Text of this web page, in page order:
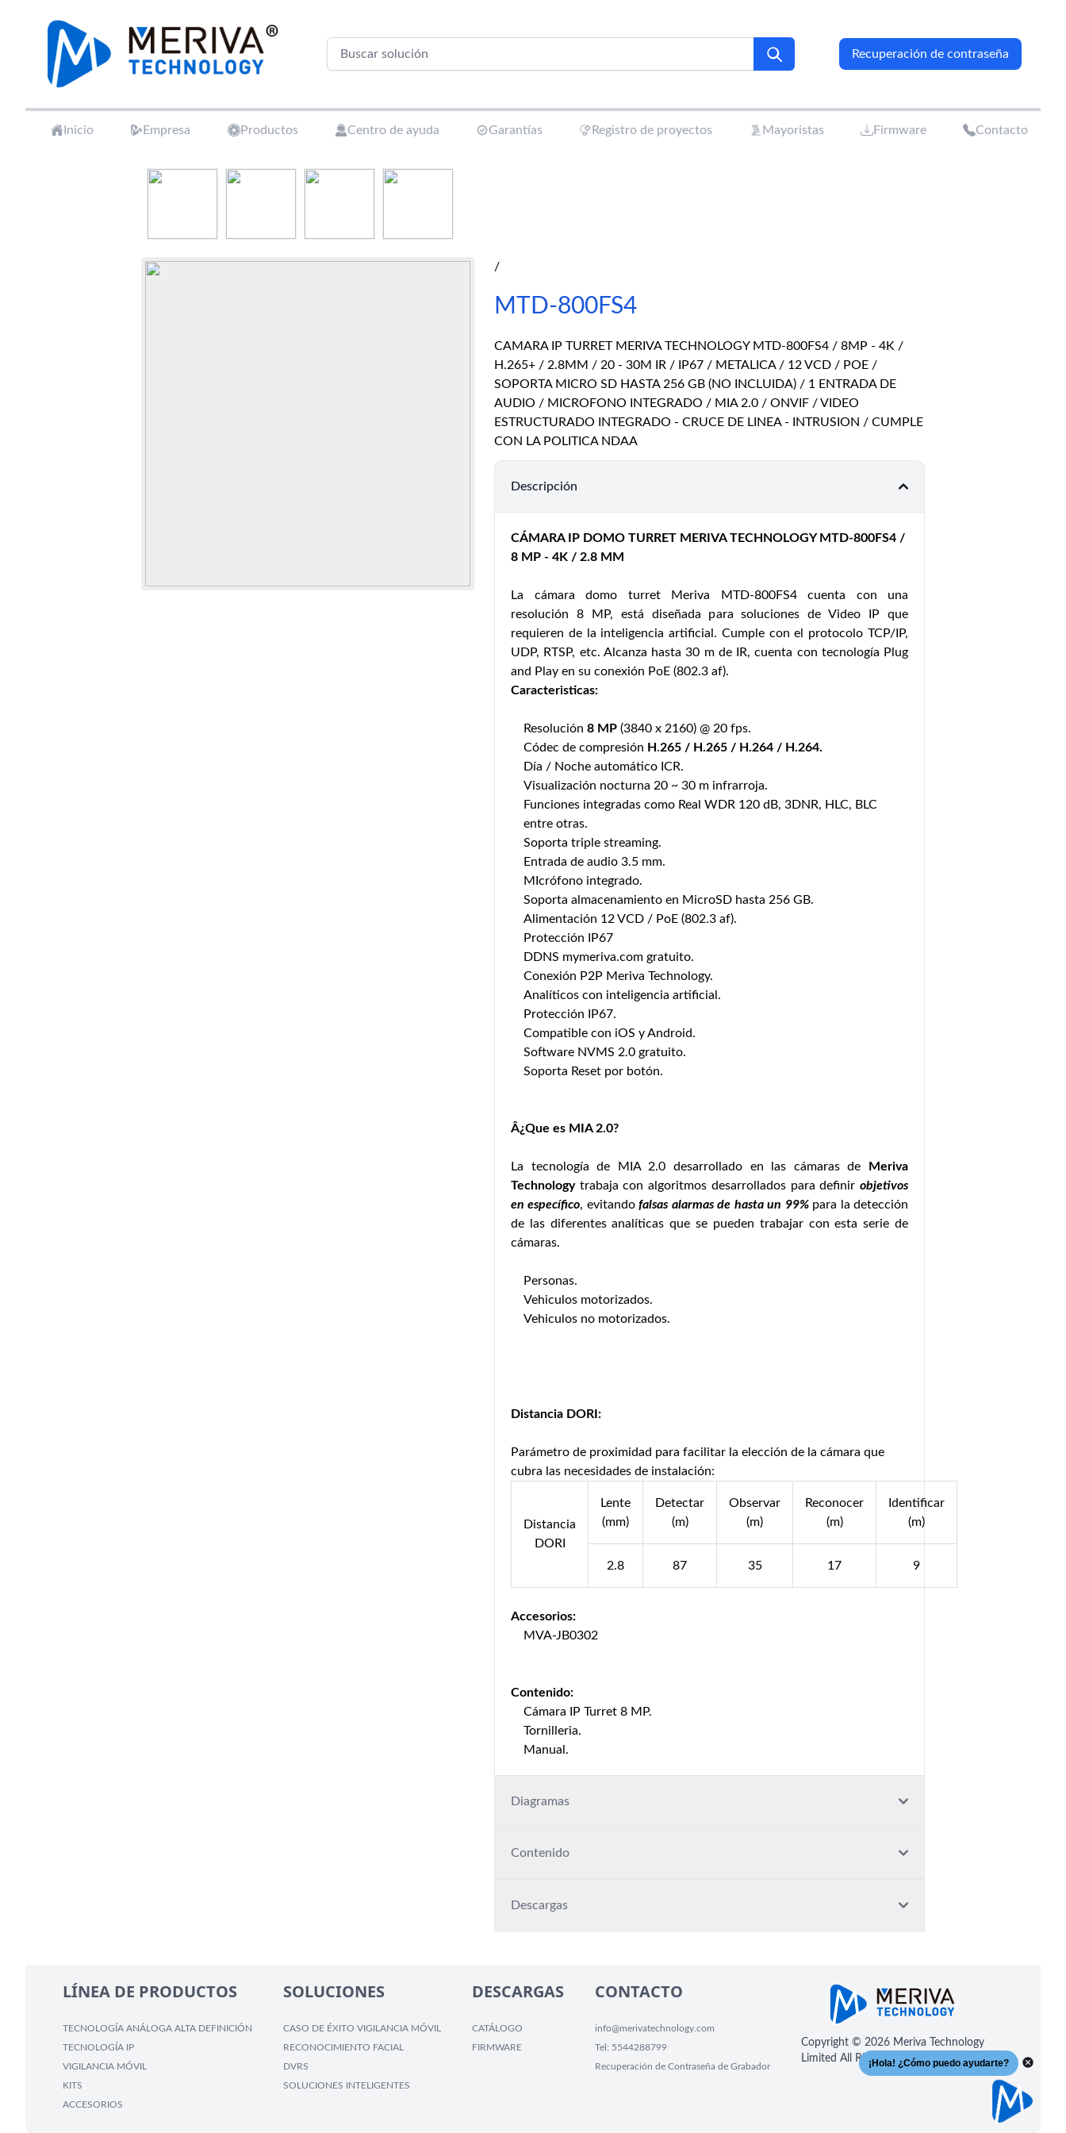
Your Company
Recuperación de contraseña
Inicio Empresa Productos Centro de ayuda Garantías Registro de proyectos Mayoristas Firmware Contacto
/
MTD-800FS4
CAMARA IP TURRET MERIVA TECHNOLOGY MTD-800FS4 / 8MP - 4K /
H.265+ / 2.8MM / 20 - 30M IR / IP67 / METALICA / 12 VCD / POE /
SOPORTA MICRO SD HASTA 256 GB (NO INCLUIDA) / 1 ENTRADA DE
AUDIO / MICROFONO INTEGRADO / MIA 2.0 / ONVIF / VIDEO
ESTRUCTURADO INTEGRADO - CRUCE DE LINEA - INTRUSION / CUMPLE
CON LA POLITICA NDAA
Descripción
CÁMARA IP DOMO TURRET MERIVA TECHNOLOGY MTD-800FS4 /
8 MP - 4K / 2.8 MM
La cámara domo turret Meriva MTD-800FS4 cuenta con una
resolución 8 MP, está diseñada para soluciones de Video IP que
requieren de la inteligencia artificial. Cumple con el protocolo TCP/IP,
UDP, RTSP, etc. Alcanza hasta 30 m de IR, cuenta con tecnología Plug
and Play en su conexión PoE (802.3 af).
Caracteristicas:
Resolución 8 MP (3840 x 2160) @ 20 fps.
Códec de compresión H .265 / H.265 / H.264 / H.264.
Día / Noche automático ICR.
Visualización nocturna 20 ~ 30 m infrarroja.
Funciones integradas como Real WDR 120 dB, 3DNR, HLC, BLC
entre otras.
Soporta triple streaming.
Entrada de audio 3.5 mm.
MIcrófono integrado.
Soporta almacenamiento en MicroSD hasta 256 GB.
Alimentación 12 VCD / PoE (802.3 af).
Protección IP67
DDNS mymeriva.com gratuito.
Conexión P2P Meriva Technology.
Analíticos con inteligencia artificial.
Protección IP67.
Compatible con iOS y Android.
Software NVMS 2.0 gratuito.
Soporta Reset por botón.
Â¿Que es MIA 2.0?
La tecnología de MIA 2.0 desarrollado en las cámaras de
Meriva
Technologytrabaja con algoritmos desarrollados para definir objetivos
en específico, evitandofalsas alarmas de hasta un 99%para la detección
de las diferentes analíticas que se pueden trabajar con esta serie de
cámaras.
Personas.
Vehiculos motorizados.
Vehiculos no motorizados.
Distancia DORI:
Parámetro de proximidad para facilitar la elección de la cámara que
cubra las necesidades de instalación:
Distancia
DORI
Lente
(mm)
Detectar
(m)
Observar
(m)
Reconocer
(m)
Identificar
(m)
2.8 87 35 17 9
Accesorios:
MVA-JB0302
Contenido:
Cámara IP Turret 8 MP.
Tornilleria.
Manual.
Diagramas
Contenido
Descargas
LÍNEA DE PRODUCTOS
TECNOLOGÍA ANÁLOGA ALTA DEFINICIÓN
TECNOLOGÍA IP
VIGILANCIA MÓVIL
KITS
ACCESORIOS
SOLUCIONES
CASO DE ÉXITO VIGILANCIA MÓVIL
RECONOCIMIENTO FACIAL
DVRS
SOLUCIONES INTELIGENTES
DESCARGAS
CATÁLOGO
FIRMWARE
CONTACTO
info@merivatechnology.com
Tel: 5544288799
Recuperación de Contraseña de Grabador
Copyright © 2026 Meriva Technology
Limited All Rights Reserved